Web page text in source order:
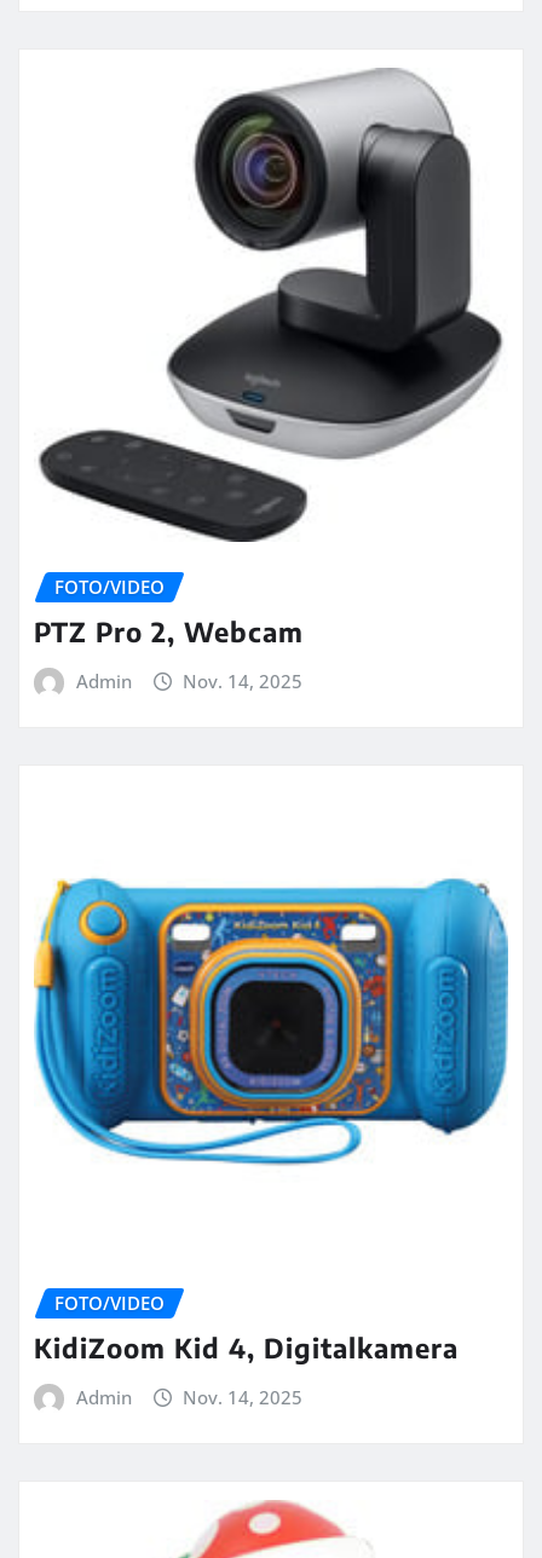
FOTO/VIDEO
PTZ Pro 2, Webcam
Admin Nov. 14, 2025
FOTO/VIDEO
KidiZoom Kid 4, Digitalkamera
Admin Nov. 14, 2025